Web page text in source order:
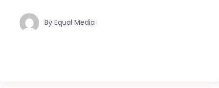
By Equal Media